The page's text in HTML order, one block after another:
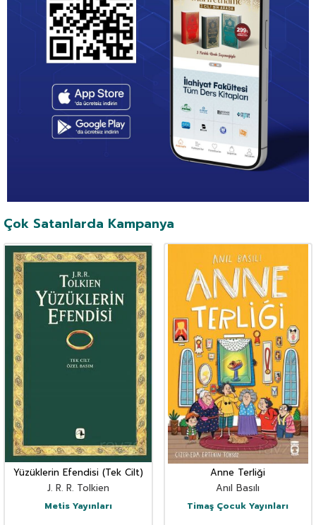
Çok Satanlarda Kampanya
Yüzüklerin Efendisi (Tek Cilt)
J. R. R. Tolkien
Metis Yayınları
Anne Terliği
Anıl Basılı
Timaş Çocuk Yayınları